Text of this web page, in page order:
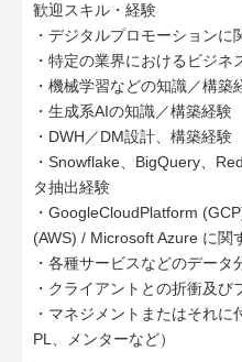
歓迎スキル・経験
・デジタルプロモーションに
・特定の業界におけるビジネ
・機械学習などの知識／構築
・生成系AIの知識／構築経験
・DWH／DM設計、構築経験
・Snowflake、BigQuery、
タ抽出経験
・GoogleCloudPlatform
(AWS) / Microsoft Azure に関
・各種サービスなどのデータ
・クライアントとの折衝及び
・マネジメントまたはそれに
PL、メンターなど）